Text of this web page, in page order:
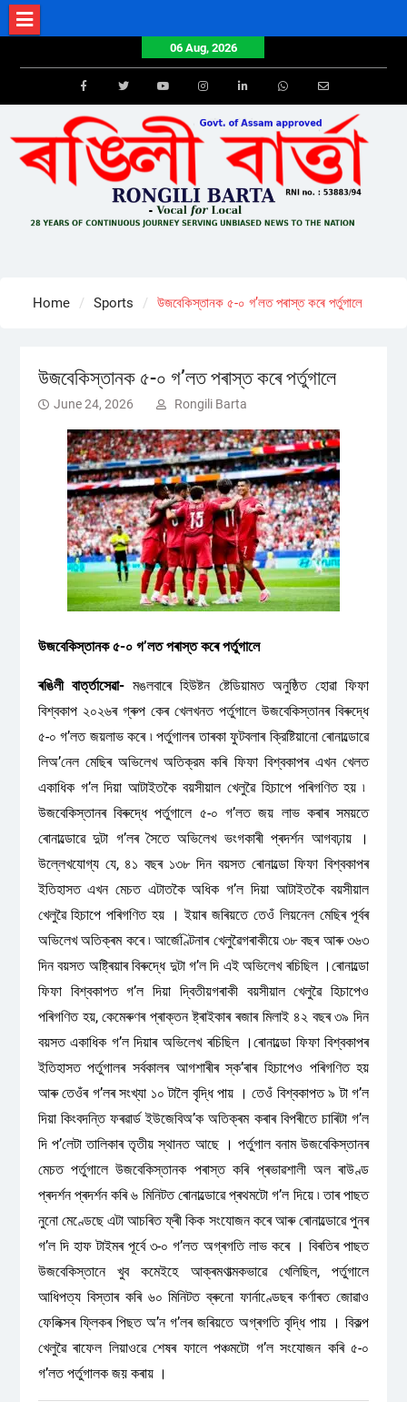
Skip
to
06 Aug, 2026
FacebookTwitterYoutube Email
Home Sports উজবেকিস্তানক ৫-০ গ’লত পৰাস্ত কৰে পৰ্তুগালে
উজবেকিস্তানক ৫-০ গ’লত পৰাস্ত কৰে পৰ্তুগালে
June 24, 2026 Rongili Barta
উজবেকিস্তানক ৫-০ গ’লত পৰাস্ত কৰে পৰ্তুগালে
ৰঙিলী বাৰ্ত্তাসেৱা-মঙলবাৰে হিউষ্টন ষ্টেডিয়ামত অনুষ্ঠিত হোৱা ফিফা
বিশ্বকাপ ২০২৬ৰ গ্ৰুপ কেৰ খেলখনত পৰ্তুগালে উজবেকিস্তানৰ বিৰুদ্ধে
৫-০ গ’লত জয়লাভ কৰে ৷ পৰ্তুগালৰ তাৰকা ফুটবলাৰ ক্রিষ্টিয়ানো ৰোনাল্ডোৱে
লিঅ’নেল মেছিৰ অভিলেখ অতিক্রম কৰি ফিফা বিশ্বকাপৰ এখন খেলত
একাধিক গ’ল দিয়া আটাইতকৈ বয়সীয়াল খেলুৱৈ হিচাপে পৰিগণিত হয় ৷
উজবেকিস্তানৰ বিৰুদ্ধে পৰ্তুগালে ৫-০ গ’লত জয় লাভ কৰাৰ সময়তে
ৰোনাল্ডোৱে দুটা গ’লৰ সৈতে অভিলেখ ভংগকাৰী প্ৰদৰ্শন আগবঢ়ায় ।
উল্লেখযোগ্য যে, ৪১ বছৰ ১৩৮ দিন বয়সত ৰোনাল্ডো ফিফা বিশ্বকাপৰ
ইতিহাসত এখন মেচত এটাতকৈ অধিক গ’ল দিয়া আটাইতকৈ বয়সীয়াল
খেলুৱৈ হিচাপে পৰিগণিত হয় । ইয়াৰ জৰিয়তে তেওঁ লিয়নেল মেছিৰ পূৰ্বৰ
অভিলেখ অতিক্ৰম কৰে ৷ আৰ্জেণ্টিনাৰ খেলুৱৈগৰাকীয়ে ৩৮ বছৰ আৰু ৩৬৩
দিন বয়সত অষ্ট্ৰিয়াৰ বিৰুদ্ধে দুটা গ’ল দি এই অভিলেখ ৰচিছিল ।ৰোনাল্ডো
ফিফা বিশ্বকাপত গ’ল দিয়া দ্বিতীয়গৰাকী বয়সীয়াল খেলুৱৈ হিচাপেও
পৰিগণিত হয়, কেমেৰুণৰ প্ৰাক্তন ষ্ট্ৰাইকাৰ ৰজাৰ মিলাই ৪২ বছৰ ৩৯ দিন
বয়সত একাধিক গ’ল দিয়াৰ অভিলেখ ৰচিছিল ।ৰোনাল্ডো ফিফা বিশ্বকাপৰ
ইতিহাসত পৰ্তুগালৰ সৰ্বকালৰ আগশাৰীৰ স্ক’ৰাৰ হিচাপেও পৰিগণিত হয়
আৰু তেওঁৰ গ’লৰ সংখ্যা ১০ টালৈ বৃদ্ধি পায় । তেওঁ বিশ্বকাপত ৯ টা গ’ল
দিয়া কিংবদন্তি ফৰৱাৰ্ড ইউজেবিঅ’ক অতিক্ৰম কৰাৰ বিপৰীতে চাৰিটা গ’ল
দি প’লেটা তালিকাৰ তৃতীয় স্থানত আছে । পৰ্তুগাল বনাম উজবেকিস্তানৰ
মেচত পৰ্তুগালে উজবেকিস্তানক পৰাস্ত কৰি প্ৰভাৱশালী অল ৰাউণ্ড
প্ৰদৰ্শন প্ৰদৰ্শন কৰি ৬ মিনিটত ৰোনাল্ডোৱে প্ৰথমটো গ’ল দিয়ে ৷ তাৰ পাছত
নুনো মেণ্ডেছে এটা আচৰিত ফ্ৰী কিক সংযোজন কৰে আৰু ৰোনাল্ডোৱে পুনৰ
গ’ল দি হাফ টাইমৰ পূৰ্বে ৩-০ গ’লত অগ্ৰগতি লাভ কৰে । বিৰতিৰ পাছত
উজবেকিস্তানে খুব কমেইহে আক্ৰমণাত্মকভাৱে খেলিছিল, পৰ্তুগালে
আধিপত্য বিস্তাৰ কৰি ৬০ মিনিটত ব্ৰুনো ফাৰ্নাণ্ডেছৰ কৰ্ণাৰত জোৱাও
ফেলিক্সৰ ফ্লিকৰ পিছত অ’ন গ’লৰ জৰিয়তে অগ্ৰগতি বৃদ্ধি পায় । বিকল্প
খেলুৱৈ ৰাফেল লিয়াওৱে শেষৰ ফালে পঞ্চমটো গ’ল সংযোজন কৰি ৫-০
গ’লত পৰ্তুগালক জয় কৰায় ।